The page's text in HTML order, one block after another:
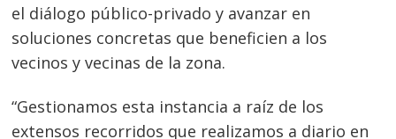
el diálogo público-privado y avanzar en
soluciones concretas que beneficien a los
vecinos y vecinas de la zona.
“Gestionamos esta instancia a raíz de los
extensos recorridos que realizamos a diario en